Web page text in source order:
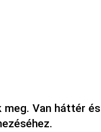
Van háttér és